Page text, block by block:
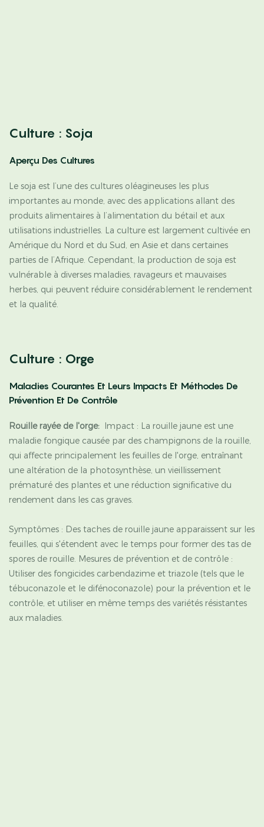
Culture : Soja
Aperçu Des Cultures
Le soja est l’une des cultures oléagineuses les plus
importantes au monde, avec des applications allant des
produits alimentaires à l’alimentation du bétail et aux
utilisations industrielles. La culture est largement cultivée en
Amérique du Nord et du Sud, en Asie et dans certaines
parties de l’Afrique. Cependant, la production de soja est
vulnérable à diverses maladies, ravageurs et mauvaises
herbes, qui peuvent réduire considérablement le rendement
et la qualité.
Culture : Orge
Maladies Courantes Et Leurs Impacts Et Méthodes De
Prévention Et De Contrôle
Rouille rayée de l'orge: Impact : La rouille jaune est une
maladie fongique causée par des champignons de la rouille,
qui affecte principalement les feuilles de l'orge, entraînant
une altération de la photosynthèse, un vieillissement
prématuré des plantes et une réduction significative du
rendement dans les cas graves.
Symptômes : Des taches de rouille jaune apparaissent sur les
feuilles, qui s'étendent avec le temps pour former des tas de
spores de rouille. Mesures de prévention et de contrôle :
Utiliser des fongicides carbendazime et triazole (tels que le
tébuconazole et le difénoconazole) pour la prévention et le
contrôle, et utiliser en même temps des variétés résistantes
aux maladies.